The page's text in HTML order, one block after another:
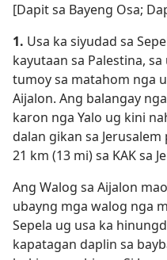
[Dapit sa Bayeng Osa;
1. Usa ka siyudad sa
kayutaan sa Palestina,
tumoy sa matahom nga
Aijalon. Ang balangay
karon nga Yalo ug kini
dalan gikan sa Jerusalem
21 km (13 mi) sa KAK sa
Ang Walog sa Aijalon
ubayng mga walog nga
Sepela ug usa ka
kapatagan daplin sa